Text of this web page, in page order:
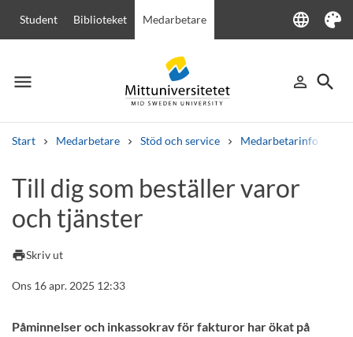
Student Biblioteket Medarbetare language
Language
Tema
menu
Meny person_outline
Logga in
search
Sök
Start Medarbetare Stöd och service Medarbetarinfo
Andra söktjänster
Kurser och program Kursplaner
Lediga jobb
Till dig som beställer varor
och tjänster
printSkriv ut
Ons 16 apr. 2025 12:33
Påminnelser och inkassokrav för fakturor har ökat på